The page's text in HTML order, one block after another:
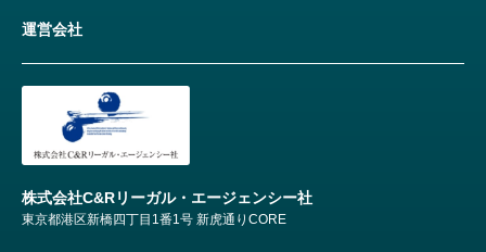
運営会社
株式会社C&Rリーガル・エージェンシー社
東京都港区新橋四丁目1番1号 新虎通りCORE